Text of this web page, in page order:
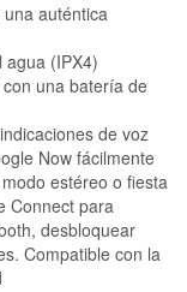
auténtica
(IPX4)
una batería de
de voz
Now fácilmente
estéreo o fiesta
Connect para
desbloquear
Compatible con la